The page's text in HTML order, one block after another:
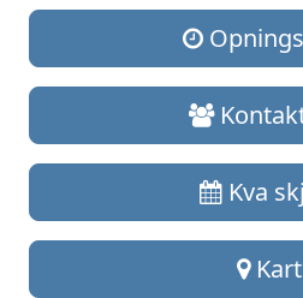
Kva
Kart